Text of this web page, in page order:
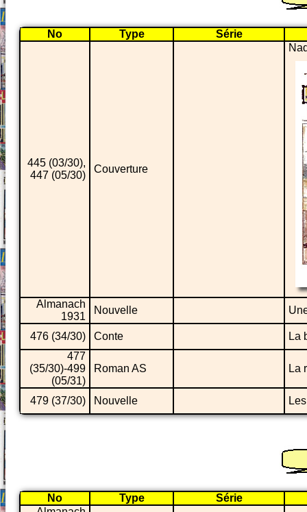
No Type Série
445 (03/30),
447 (05/30)
Couverture
Almanach
1931
Nouvelle
476 (34/30) Conte
La
477
(35/30)-499
(05/31)
Roman AS La
479 (37/30) Nouvelle
No Type
Série